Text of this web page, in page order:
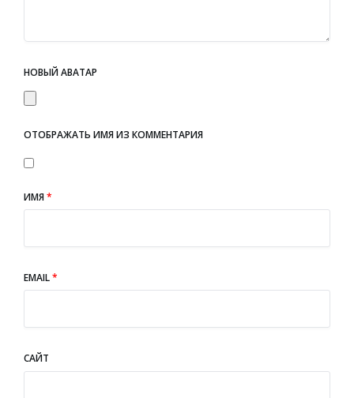
НОВЫЙ АВАТАР
ОТОБРАЖАТЬ ИМЯ ИЗ КОММЕНТАРИЯ
ИМЯ*
EMAIL*
САЙТ